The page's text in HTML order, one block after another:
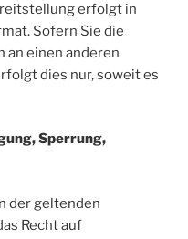
erfolgt in
Sofern Sie die
an einen anderen
dies nur, soweit es
Sperrung,
der geltenden
Recht auf